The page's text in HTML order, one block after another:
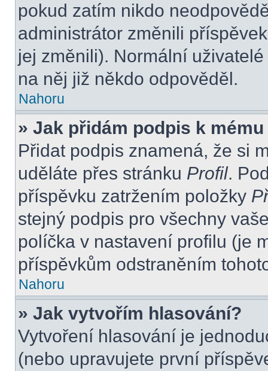
pokud zatím nikdo
administrátor změnili
jej změnili). Normální
na něj již někdo odpověděl.
Nahoru
» Jak přidám podpis k
Přidat podpis znamená, že si
uděláte přes stránku Profil.
příspěvku zatržením položky
stejný podpis pro všechny
políčka v nastavení profilu (je
příspěvkům odstraněním
Nahoru
» Jak vytvořím hlasování?
Vytvoření hlasování je
(nebo upravujete první